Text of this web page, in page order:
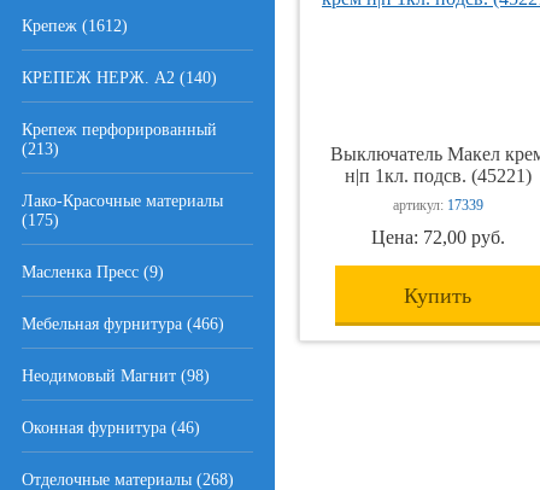
Крепеж (1612)
КРЕПЕЖ НЕРЖ. А2 (140)
Крепеж перфорированный
(213)
Лако-Красочные материалы
(175)
Масленка Пресс (9)
Мебельная фурнитура (466)
Неодимовый Магнит (98)
Оконная фурнитура (46)
Отделочные материалы (268)
Выключатель Макел
н|п 1кл. подсв. (45221)
артикул: 17339
Цена: 72,00 руб.
Купить